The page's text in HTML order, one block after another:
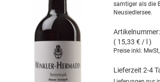
samtiger als die
Neusiedlersee.
( 15,33 € / l )
Preise inkl.
Lieferzeit 2-4